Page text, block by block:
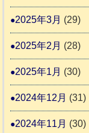
2025年3月 (29)
2025年2月 (28)
2025年1月 (30)
2024年12月 (31)
2024年11月 (30)